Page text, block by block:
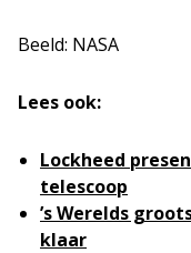
Beeld: NASA
Lees ook:
Lockheed
telescoop
’s Werelds
klaar